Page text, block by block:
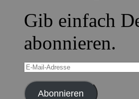
Gib einfach
abonnieren.
E-
Mail-
Adresse
Abonnieren